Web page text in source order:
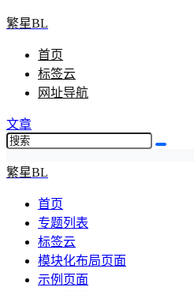
繁星BL
首页
标签云
网址导航
文章
繁星BL
首页
专题列表
标签云
模块化布局页面
示例页面